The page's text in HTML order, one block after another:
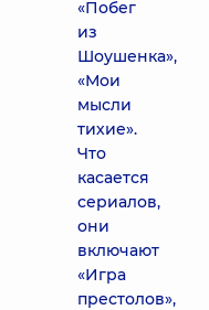
«Побег
из
Шоушенка»,
«Мои
мысли
тихие».
Что
касается
сериалов,
они
включают
«Игра
престолов»,